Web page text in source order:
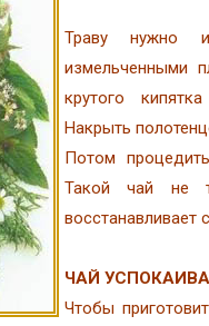
Траву нужно
измельченными
крутого
Накрыть
Потом
Такой чай не
восстанавливает
ЧАЙ
Чтобы